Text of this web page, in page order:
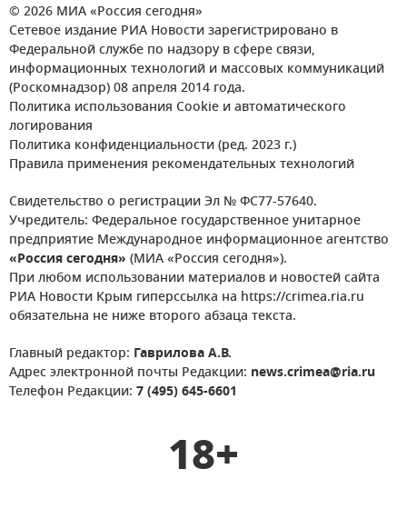
© 2026 МИА «Россия сегодня»
Сетевое издание РИА Новости зарегистрировано в
Федеральной службе по надзору в сфере связи,
информационных технологий и массовых коммуникаций
(Роскомнадзор) 08 апреля 2014 года.
Политика использования Cookie и автоматического
логирования
Политика конфиденциальности (ред. 2023 г.)
Правила применения рекомендательных технологий
Свидетельство о регистрации Эл № ФС77-57640.
Учредитель: Федеральное государственное унитарное
предприятие Международное информационное агентство
«Россия сегодня» (МИА «Россия сегодня»).
При любом использовании материалов и новостей сайта
РИА Новости Крым гиперссылка на https://crimea.ria.ru
обязательна не ниже второго абзаца текста.
Главный редактор: Гаврилова А.В.
Адрес электронной почты Редакции: news.crimea@ria.ru
Телефон Редакции: 7 (495) 645-6601
18+